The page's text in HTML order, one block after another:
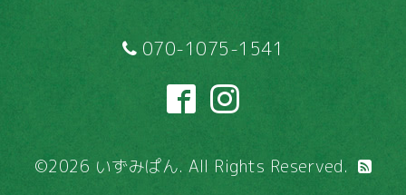
070-1075-1541
©2026 いずみぱん. All Rights Reserved.